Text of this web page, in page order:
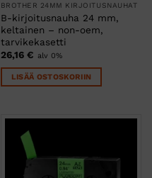
BROTHER 24MM KIRJOITUSNAUHAT
B-kirjoitusnauha 24 mm,
keltainen – non-oem,
tarvikekasetti
26,16 € alv 0%
LISÄÄ OSTOSKORIIN